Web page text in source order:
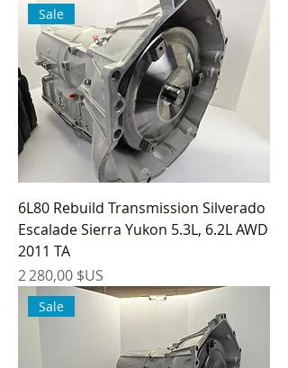
Sale
6L80 Rebuild Transmission Silverado
Escalade Sierra Yukon 5.3L, 6.2L AWD
2011 TA
Prix
2 280,00 $US
Sale